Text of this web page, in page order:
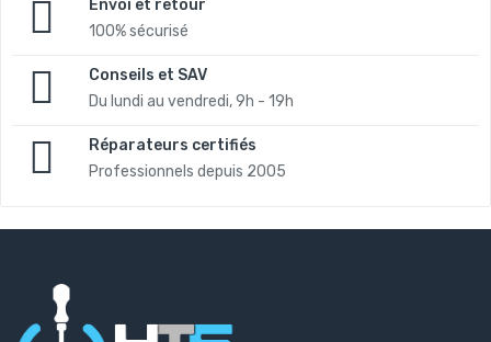
Envoi et retour
100% sécurisé
Conseils et SAV
Du lundi au vendredi, 9h - 19h
Réparateurs certifiés
Professionnels depuis 2005